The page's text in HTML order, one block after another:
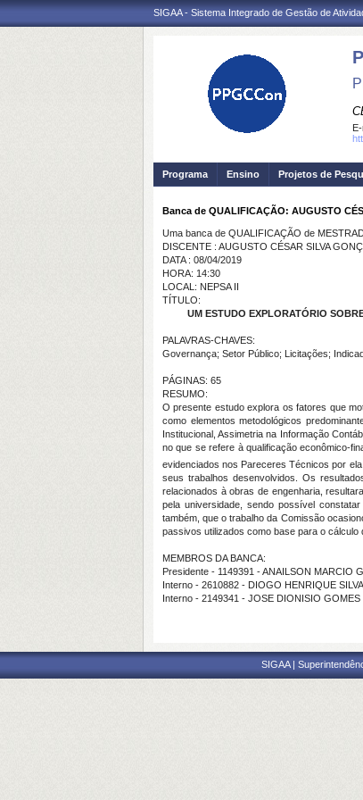
SIGAA - Sistema Integrado de Gestão de
Programa Ensino Projetos de
Banca de QUALIFICAÇÃO: AUGUSTO
Uma banca de QUALIFICAÇÃO de
DISCENTE : AUGUSTO CÉSAR SILVA
DATA : 08/04/2019
HORA: 14:30
LOCAL: NEPSA II
TÍTULO:
UM ESTUDO EXPLORATÓRIO
PALAVRAS-CHAVES:
Governança; Setor Público; Licitações;
PÁGINAS: 65
RESUMO:
O presente estudo explora os fatores que
como elementos metodológicos
Institucional, Assimetria na Informação
no que se refere à qualificação econômico-
evidenciados nos Pareceres Técnicos por
seus trabalhos desenvolvidos. Os
relacionados à obras de engenharia,
pela universidade, sendo possível
também, que o trabalho da Comissão
passivos utilizados como base para o
MEMBROS DA BANCA:
Presidente - 1149391 - ANAILSON MARCIO
Interno - 2610882 - DIOGO HENRIQUE
Interno - 2149341 - JOSE DIONISIO GOMES
SIGAA |